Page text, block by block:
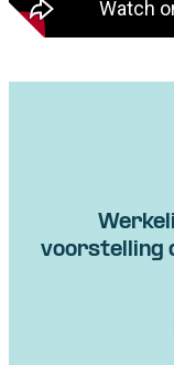
voorstelling